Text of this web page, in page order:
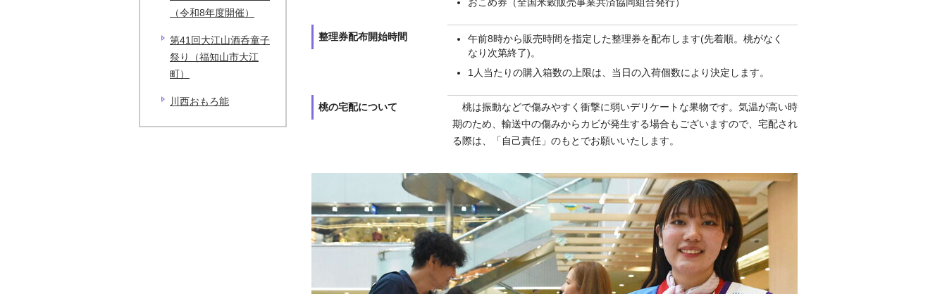
おこめ券（全国米穀販売事業共済協同組合発行）
整理券配布開始時間
午前8時から販売時間を指定した整理券を配布します(先着順。桃がなく
なり次第終了)。
1人当たりの購入箱数の上限は、当日の入荷個数により決定します。
桃の宅配について
桃は振動などで傷みやすく衝撃に弱いデリケートな果物です。気温が高い時
期のため、輸送中の傷みからカビが発生する場合もございますので、宅配され
る際は、「自己責任」のもとでお願いいたします。
（令和8年度開催）
第41回大江山酒呑童子
祭り（福知山市大江
町）
川西おもろ能